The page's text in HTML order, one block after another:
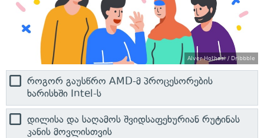
Alver Hothasi / Dribbble
როგორ გაუსწრო AMD-მ პროცესორების
ხარისხში Intel-ს
დილისა და საღამოს შვიდსაფეხურიან რუტინას
კანის მოვლისთვის